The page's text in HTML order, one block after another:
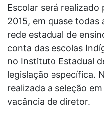
Escolar será realizado
2015, em quase todas
rede estadual de
conta das escolas
no Instituto Estadual
legislação específica.
realizada a seleção
vacância de diretor.